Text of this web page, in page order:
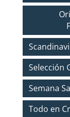
Selección
Semana
Todo en